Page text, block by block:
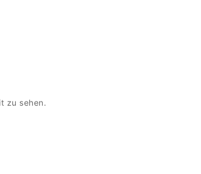
zu sehen.